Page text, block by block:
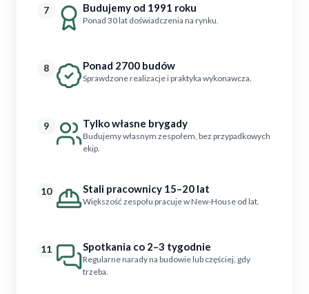
7 Budujemy od 1991 roku
Ponad 30 lat doświadczenia na rynku.
8 Ponad 2700 budów
Sprawdzone realizacje i praktyka wykonawcza.
9 Tylko własne brygady
Budujemy własnym zespołem, bez przypadkowych
ekip.
10 Stali pracownicy 15–20 lat
Większość zespołu pracuje w New-House od lat.
11 Spotkania co 2–3 tygodnie
Regularne narady na budowie lub częściej, gdy
trzeba.